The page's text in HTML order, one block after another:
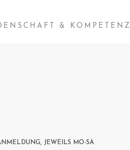
& KOMPETENZ
JEWEILS MO-SA